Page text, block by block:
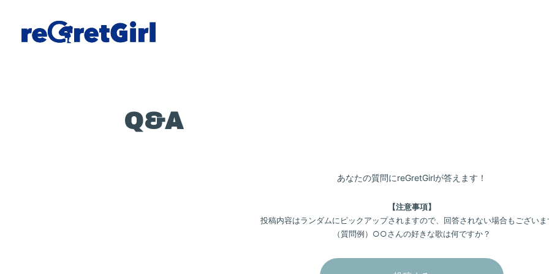
Q&A
あなたの質問にreGretGirlが答えます！
【注意事項】
投稿内容はランダムにピックアップされますので、回答されない場合もございま
（質問例）○○さんの好きな歌は何ですか？